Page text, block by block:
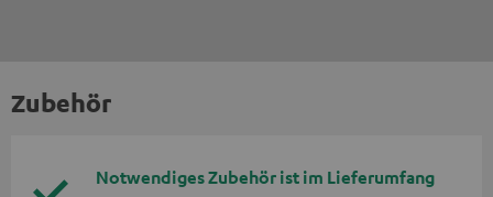
Zubehör
Notwendiges Zubehör ist im Lieferumfang